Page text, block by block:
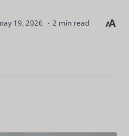
2 min read